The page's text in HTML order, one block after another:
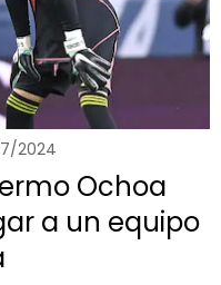
2024
Ochoa
a un equipo